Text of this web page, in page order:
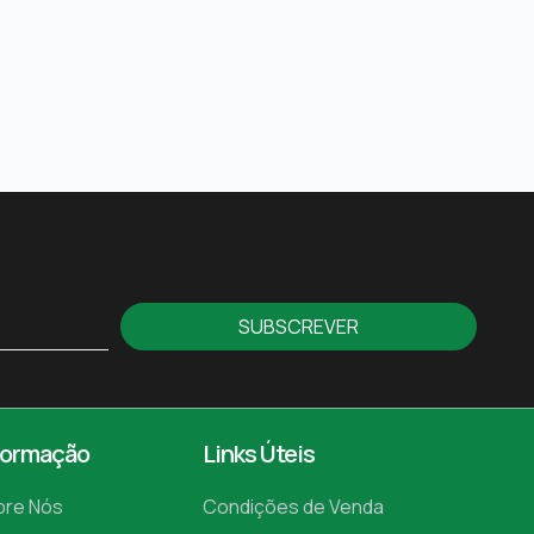
SUBSCREVER
Nós
Links Úteis
Condições de Venda